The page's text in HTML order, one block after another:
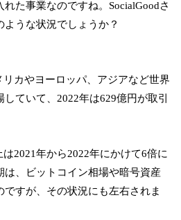
た事業なのですね。SocialGoodさ
うな状況でしょうか？
リカやヨーロッパ、アジアなど世界
ていて、2022年は629億円が取引
は2021年から2022年にかけて6倍に
、ビットコイン相場や暗号資産
すが、その状況にも左右されま